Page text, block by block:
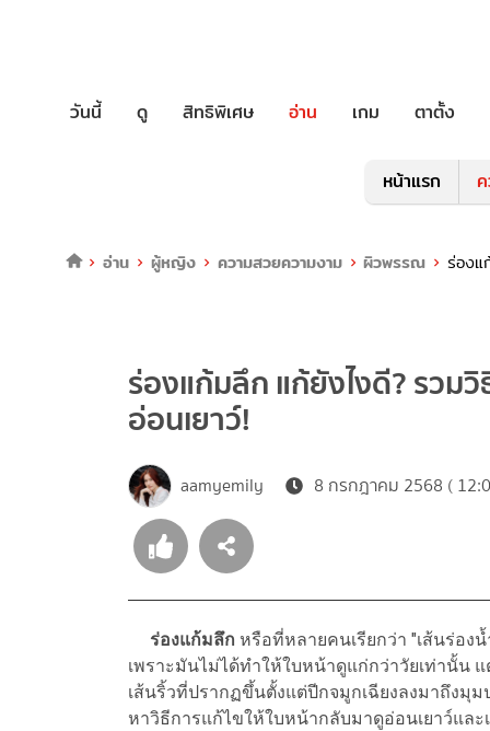
วันนี้ ดู สิทธิพิเศษ อ่าน เกม ตาตั้ง
หน้าแรก
อ่าน ผู้หญิง ความสวยความงาม ผิวพรรณ ร่องแ
ร่องแก้มลึก แก้ยังไงดี? รวม
อ่อนเยาว์!
aamyemily 8 กรกฎาคม 2568 (
ร่องแก้มลึก หรือที่หลายคนเรียกว่า "เส้นร่อ
เพราะมันไม่ได้ทำให้ใบหน้าดูแก่กว่าวัยเท่านั้น
เส้นริ้วที่ปรากฏขึ้นตั้งแต่ปีกจมูกเฉียงลงมาถึงมุ
หาวิธีการแก้ไขให้ใบหน้ากลับมาดูอ่อนเยาว์และ